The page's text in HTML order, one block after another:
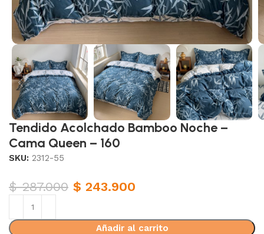
Tendido Acolchado Bamboo Noche –
Cama Queen – 160
SKU:2312-55
$287.000 $ 243.900
Añadir al carrito